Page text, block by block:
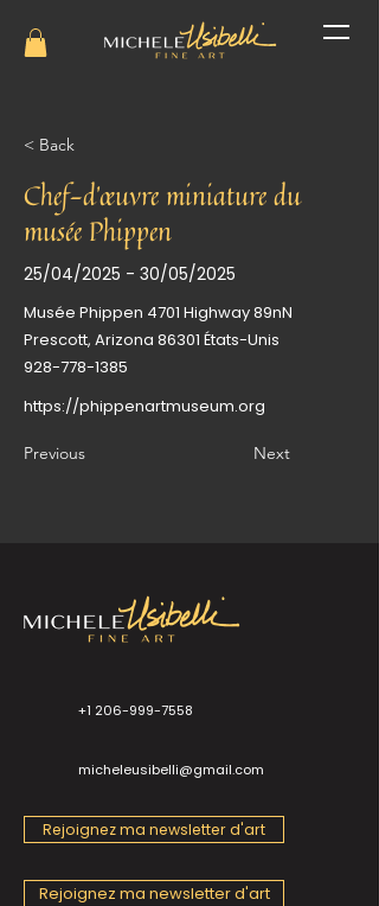
< Back
Chef-d'œuvre miniature du
musée Phippen
25/04/2025 - 30/05/2025
Musée Phippen 4701 Highway 89nN
Prescott, Arizona 86301 États-Unis
928-778-1385
https://phippenartmuseum.org
Previous Next
+1 206-999-7558
micheleusibelli@gmail.com
Rejoignez ma newsletter d'art
Rejoignez ma newsletter d'art